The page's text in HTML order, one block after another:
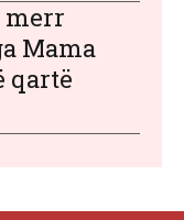
merr
Mama
qartë